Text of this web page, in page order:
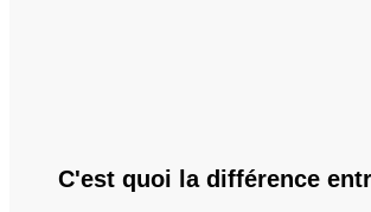
C'est quoi la différence